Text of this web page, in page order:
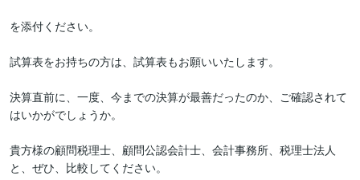
を添付ください。
試算表をお持ちの方は、試算表もお願いいたします。
決算直前に、一度、今までの決算が最善だったのか、ご確認されて
はいかがでしょうか。
貴方様の顧問税理士、顧問公認会計士、会計事務所、税理士法人
と、ぜひ、比較してください。